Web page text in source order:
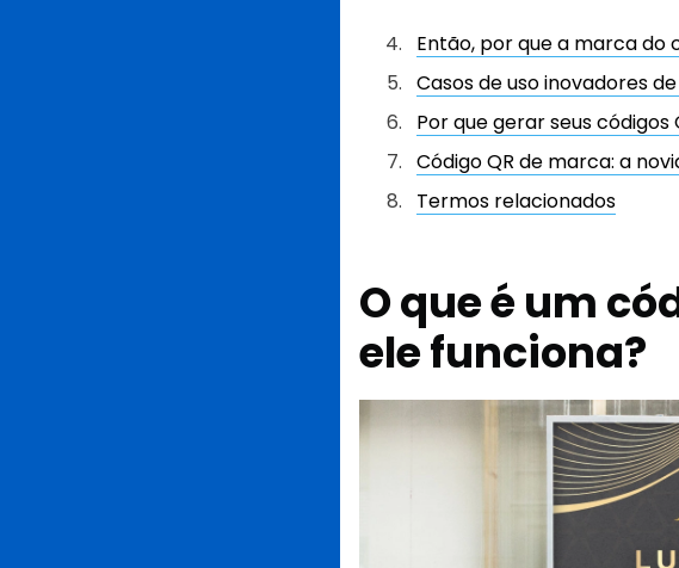
Então, por que a marca do
Casos de uso inovadores
Por que gerar seus
Código QR de marca: a
Termos relacionados
O que é um
ele funciona?